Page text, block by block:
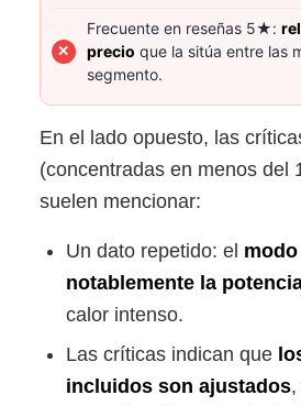
Frecuente en reseñas 5★:
precio que la sitúa entre las
segmento.
En el lado opuesto, las
(concentradas en menos del
suelen mencionar:
Un dato repetido: el
notablemente la
calor intenso.
Las críticas indican que
incluidos son ajustados,